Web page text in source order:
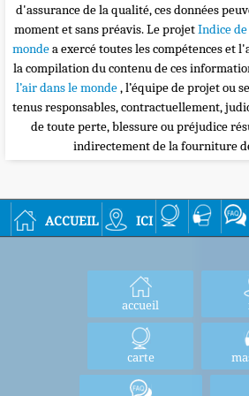
d'assurance de la qualité, ces données
moment et sans préavis. Le projetIndice
mondea exercé toutes les compétences et
la compilation du contenu de ces
l’air dans le monde , l’équipe de projet ou
tenus responsables, contractuellement,
de toute perte, blessure ou préjudice
indirectement de la fourniture
accueil ici
accueil
carte